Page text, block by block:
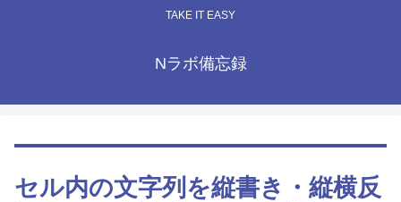
TAKE IT EASY
Nラボ備忘録
セル内の文字列を縦書き・縦横反